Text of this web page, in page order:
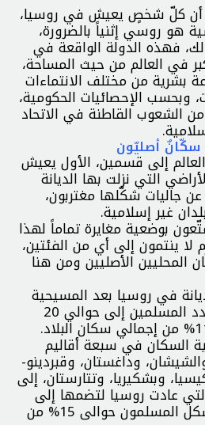
أن كلّ شخصٍ يعيش في روسيا،
هو روسي إثنياً بالضرورة،
فهذه الدولة الواقعة في
في العالم من حيث المساحة،
من 180 جماعة بشرية من مختلف الانتماءات
وبحسب الإحصائيات الحكومية،
60 قومية من الشعوب القاطنة في الاتحاد
أصليّون
إلى قسمين، الأول يعيش
التي نزلت بها الديانة
عن جاليات شكّلها مغتربون،
غير إسلامية.
بوضعية مغايرة تماماً لهذا
ينتمون إلى أي من الفئتين،
المحليين الأصليين ومن هنا
في روسيا بعد المسيحية
الأرثوذكسية، إذ يصل عدد المسلمين إلى حوالي 20
السكان في سبعة أقاليم
وداغستان، وقبردينو-
وبشكيريا، وتتارستان، إلى
عادت روسيا لتضمها إلى
أراضيها عام 2014، ويشكل المسلمون حوالى 15% من